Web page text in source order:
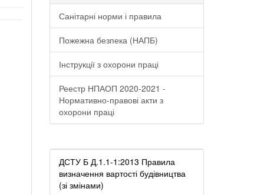
Санітарні норми і правила
Пожежна безпека (НАПБ)
Інструкції з охорони праці
Реестр НПАОП 2020-2021 -
Нормативно-правові акти з
охорони праці
ДСТУ Б Д.1.1-1:2013 Правила
визначення вартості будівництва
(зі змінами)